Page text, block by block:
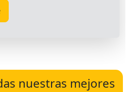
nuestras mejores